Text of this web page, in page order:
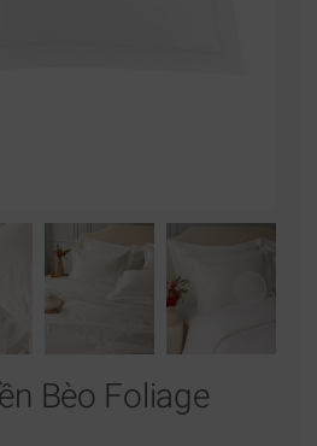
Bèo Foliage